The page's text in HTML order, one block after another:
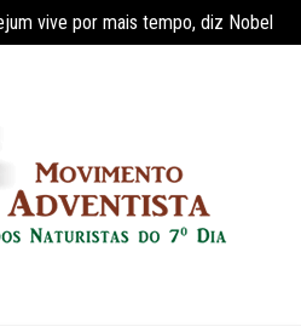
vive por mais tempo, diz Nobel
que período de faculdade faz